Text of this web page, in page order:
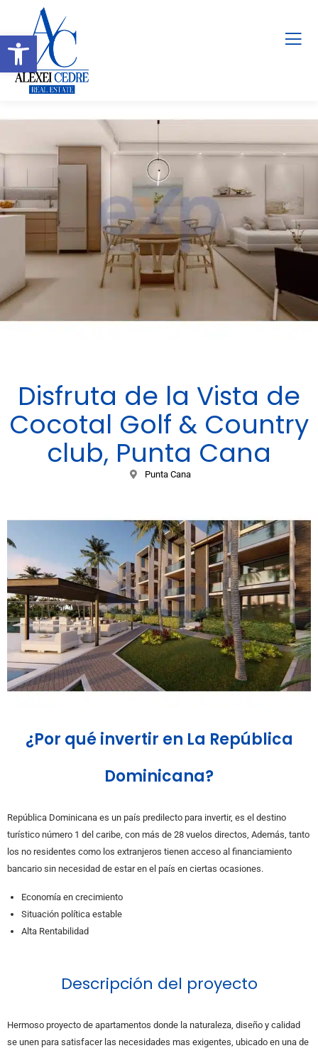
Abrir barra de herramientas
Disfruta de la Vista de
Cocotal Golf & Country
club, Punta Cana
Punta Cana
¿Por qué invertir en La República
Dominicana?
República Dominicana es un país predilecto para invertir, es el destino
turístico número 1 del caribe, con más de 28 vuelos directos, Además, tanto
los no residentes como los extranjeros tienen acceso al financiamiento
bancario sin necesidad de estar en el país en ciertas ocasiones.
Economía en crecimiento
Situación política estable
Alta Rentabilidad
Descripción del proyecto
Hermoso proyecto de apartamentos donde la naturaleza, diseño y calidad
se unen para satisfacer las necesidades mas exigentes, ubicado en una de